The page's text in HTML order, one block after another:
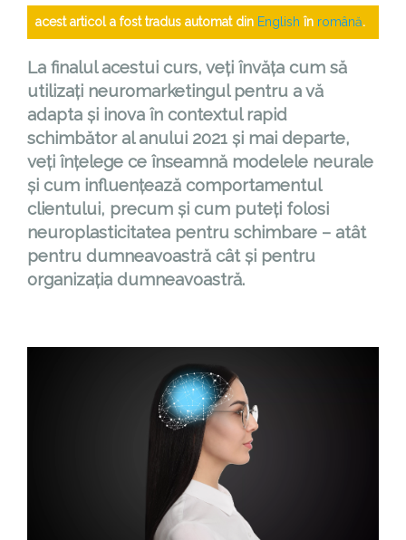
acest articol a fost tradus automat din English în română.
La finalul acestui curs, veți învăța cum să
utilizați neuromarketingul pentru a vă
adapta și inova în contextul rapid
schimbător al anului 2021 și mai departe,
veți înțelege ce înseamnă modelele neurale
și cum influențează comportamentul
clientului, precum și cum puteți folosi
neuroplasticitatea pentru schimbare – atât
pentru dumneavoastră cât și pentru
organizația dumneavoastră.